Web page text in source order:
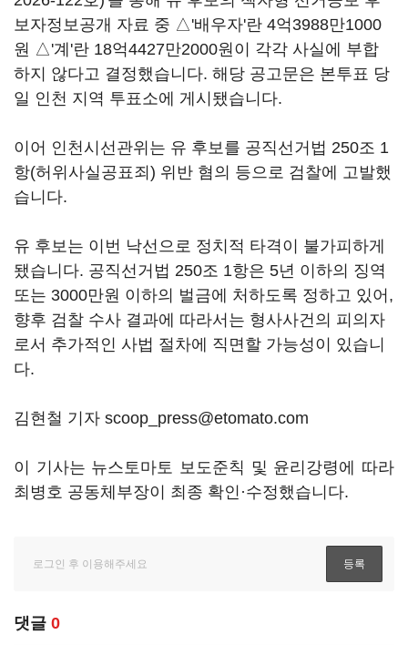
보자정보공개 자료 중 △'배우자'란 4억3988만1000
원 △'계'란 18억4427만2000원이 각각 사실에 부합
하지 않다고 결정했습니다. 해당 공고문은 본투표 당
일 인천 지역 투표소에 게시됐습니다.
이어 인천시선관위는 유 후보를 공직선거법 250조 1
항(허위사실공표죄) 위반 혐의 등으로 검찰에 고발했
습니다.
유 후보는 이번 낙선으로 정치적 타격이 불가피하게
됐습니다. 공직선거법 250조 1항은 5년 이하의 징역
또는 3000만원 이하의 벌금에 처하도록 정하고 있어,
향후 검찰 수사 결과에 따라서는 형사사건의 피의자
로서 추가적인 사법 절차에 직면할 가능성이 있습니
다.
김현철 기자 scoop_press@etomato.com
이 기사는 뉴스토마토 보도준칙 및 윤리강령에 따라
최병호 공동체부장이 최종 확인·수정했습니다.
댓글 0